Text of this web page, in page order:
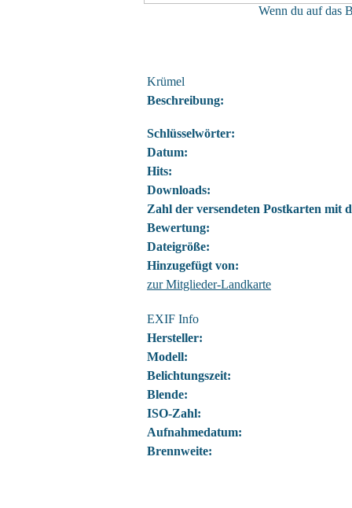
Wenn du auf das
Krümel
Beschreibung:
Schlüsselwörter:
Datum:
Hits:
Downloads:
Zahl der versendeten Postkarten mit
Bewertung:
Dateigröße:
Hinzugefügt von:
zur Mitglieder-Landkarte
EXIF Info
Hersteller:
Modell:
Belichtungszeit:
Blende:
ISO-Zahl:
Aufnahmedatum:
Brennweite: